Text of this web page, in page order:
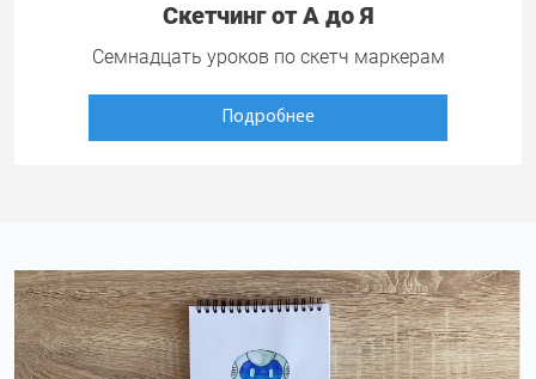
Скетчинг от А до Я
Семнадцать уроков по скетч маркерам
Подробнее